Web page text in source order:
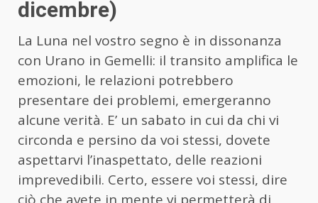
dicembre)
La Luna nel vostro segno è in dissonanza
con Urano in Gemelli: il transito amplifica le
emozioni, le relazioni potrebbero
presentare dei problemi, emergeranno
alcune verità. E’ un sabato in cui da chi vi
circonda e persino da voi stessi, dovete
aspettarvi l’inaspettato, delle reazioni
imprevedibili. Certo, essere voi stessi, dire